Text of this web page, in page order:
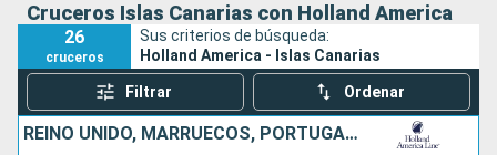
Cruceros Islas Canarias con Holland America
26
cruceros
Sus criterios de búsqueda:
Holland America - Islas Canarias
Filtrar Ordenar
REINO UNIDO, MARRUECOS, PORTUGAL, PAISES BAJOS